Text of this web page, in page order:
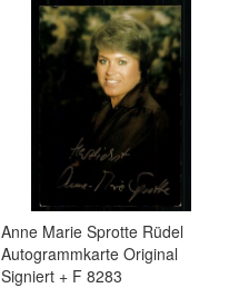
Anne Marie Sprotte Rüdel
Autogrammkarte Original
Signiert + F 8283